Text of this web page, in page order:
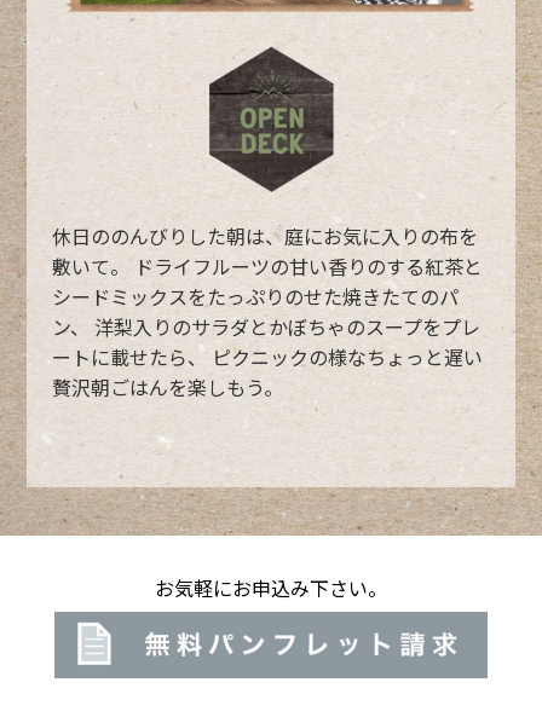
休日ののんびりした朝は、庭にお気に入りの布を
敷いて。
ドライフルーツの甘い香りのする紅茶と
シードミックスをたっぷりのせた焼きたてのパ
ン、
洋梨入りのサラダとかぼちゃのスープをプレ
ートに載せたら、 ピクニックの様なちょっと遅い
贅沢朝ごはんを楽しもう。
お気軽にお申込み下さい。